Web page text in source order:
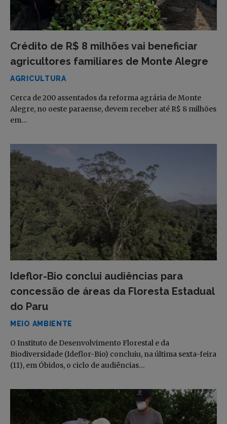
Crédito de R$ 8 milhões vai beneficiar
agricultores familiares de Monte Alegre
AGRICULTURA
Cerca de 200 assentados da reforma agrária de Monte
Alegre, no oeste paraense, devem receber até R$ 8 milhões
em…
Ideflor-Bio conclui audiências para
concessão de áreas da Floresta Estadual
do Paru
MEIO AMBIENTE
O Instituto de Desenvolvimento Florestal e da
Biodiversidade (Ideflor-Bio) concluiu, na última sexta-feira
(11), em Óbidos, o ciclo de audiências…